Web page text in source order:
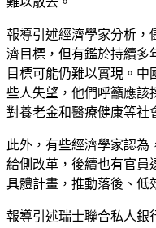
報導引述經濟學家分析，
濟目標，但有鑑於持續多
目標可能仍難以實現。
些人失望，他們呼籲應該
對養老金和醫療健康等社
此外，有些經濟學家認為
給側改革，後續也有官員
具體計畫，推動落後、低
報導引述瑞士聯合私人銀